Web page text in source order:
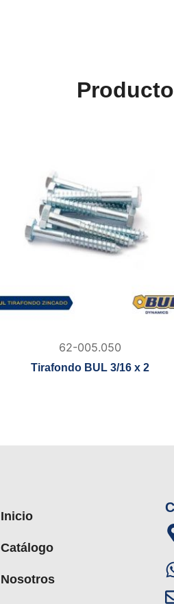
62-005.050
Tirafondo BUL 3/16 x 2
Inicio
Catálogo
Nosotros